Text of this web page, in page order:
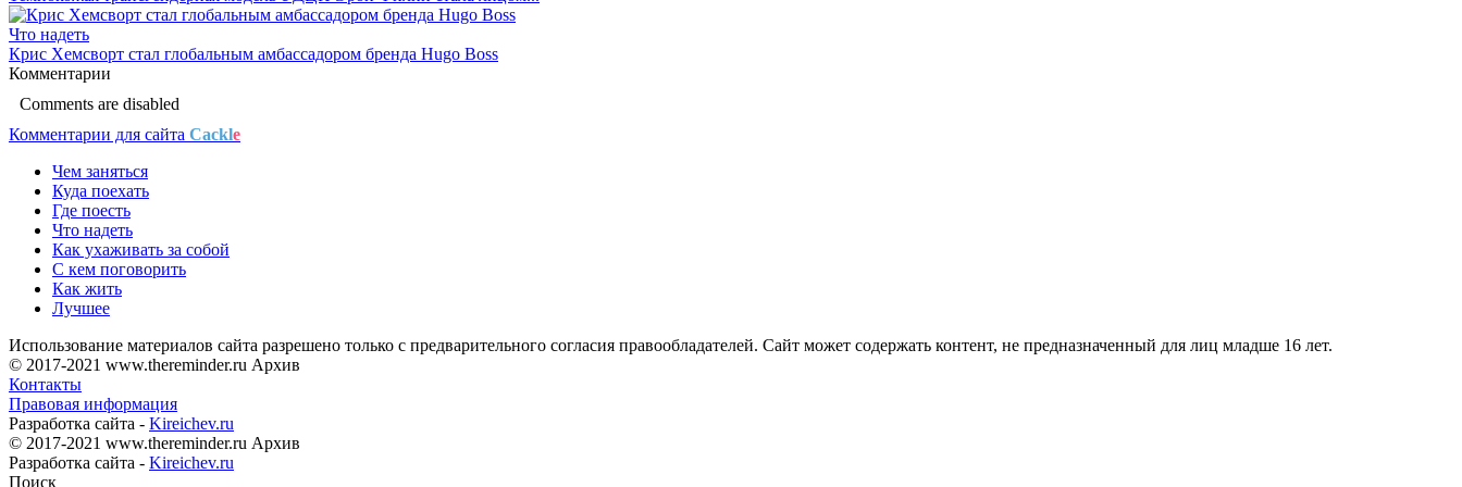
Что надеть
Крис Хемсворт стал глобальным амбассадором бренда Hugo Boss
Комментарии
Comments are disabled
Комментарии для сайта Cackle
Чем заняться
Куда поехать
Где поесть
Что надеть
Как ухаживать за собой
С кем поговорить
Как жить
Лучшее
Использование материалов сайта разрешено только с предварительного согласия правообладателей. Сайт может содержать контент, не предназначенный для лиц младше 16 лет.
© 2017-2021 www.thereminder.ru Архив
Контакты
Правовая информация
Разработка сайта - Kireichev.ru
© 2017-2021 www.thereminder.ru Архив
Разработка сайта - Kireichev.ru
Поиск